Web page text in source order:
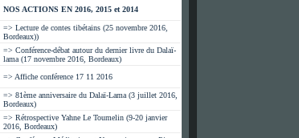
NOS ACTIONS EN 2016, 2015 et 2014
=> Lecture de contes tibétains (25 novembre 2016,
Bordeaux))
=> Conférence-débat autour du dernier livre du Dalaï-
lama (17 novembre 2016, Bordeaux)
=> Affiche conférence 17 11 2016
=> 81ème anniversaire du Dalaï-Lama (3 juillet 2016,
Bordeaux)
=> Rétrospective Yahne Le Toumelin (9-20 janvier
2016, Bordeaux)